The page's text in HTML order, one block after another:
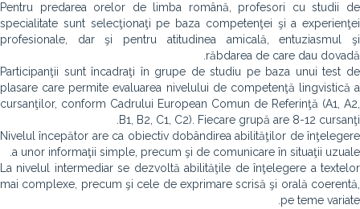
Pentru predarea orelor de limba română, profesori cu studii de
specialitate sunt selecţionaţi pe baza competenţei şi a experienţei
profesionale, dar şi pentru atitudinea amicală, entuziasmul şi
răbdarea de care dau dovadă.
Participanţii sunt încadraţi în grupe de studiu pe baza unui test de
plasare care permite evaluarea nivelului de competenţă lingvistică a
cursanţilor, conform Cadrului European Comun de Referinţă (A1, A2,
B1, B2, C1, C2). Fiecare grupă are 8-12 cursanţi.
Nivelul începător are ca obiectiv dobândirea abilităţilor de înţelegere
a unor informaţii simple, precum şi de comunicare în situaţii uzuale.
La nivelul intermediar se dezvoltă abilităţile de înţelegere a textelor
mai complexe, precum şi cele de exprimare scrisă şi orală coerentă,
pe teme variate.